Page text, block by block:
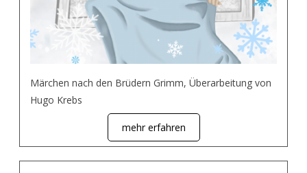
Märchen nach den Brüdern Grimm, Überarbeitung von
Hugo Krebs
mehr erfahren